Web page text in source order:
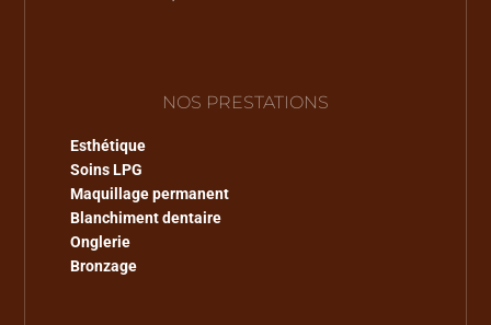
NOS PRESTATIONS
Esthétique
Soins LPG
Maquillage permanent
Blanchiment dentaire
Onglerie
Bronzage